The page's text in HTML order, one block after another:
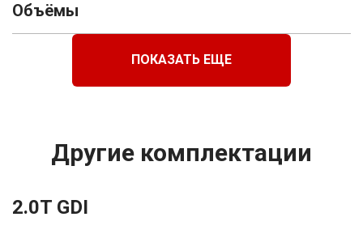
Объёмы
ПОКАЗАТЬ ЕЩЕ
Другие комплектации
2.0T GDI